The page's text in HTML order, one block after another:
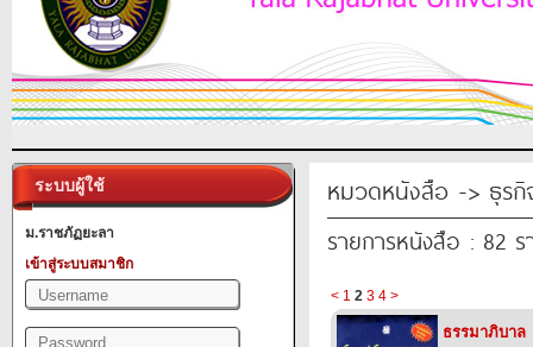
ระบบผู้ใช้
ม.ราชภัฏยะลา
เข้าสู่ระบบสมาชิก
หมวดหนังสือ -> ธุรกิ
รายการหนังสือ : 82 ร
< 1 2 3 4 >
ธรรมาภิบาล